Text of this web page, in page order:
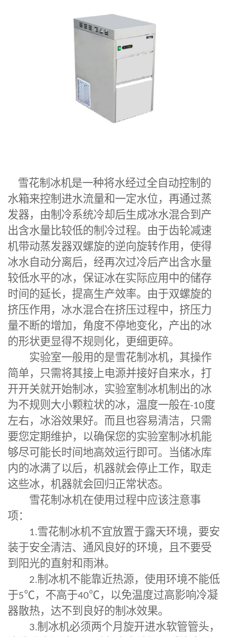
雪花制冰机是一种将水经过全自动控制的
水箱来控制进水流量和一定水位，再通过蒸
发器，由制冷系统冷却后生成冰水混合到产
出含水量比较低的制冷过程。由于齿轮减速
机带动蒸发器双螺旋的逆向旋转作用，使得
冰水自动分离后，经再次过冷后产出含水量
较低水平的冰，保证冰在实际应用中的储存
时间的延长，提高生产效率。由于双螺旋的
挤压作用，冰水混合在挤压过程中，挤压力
量不断的增加，角度不停地变化，产出的冰
的形状更显得不规则化，更细更碎。
实验室一般用的是雪花制冰机，其操作
简单，只需将其接上电源并接好自来水，打
开开关就开始制冰，实验室制冰机制出的冰
为不规则大小颗粒状的冰，温度一般在-10度
左右，冰浴效果好。而且也容易清洁，只需
要您定期维护，以确保您的实验室制冰机能
够尽可能长时间地高效运行即可。当储冰库
内的冰满了以后，机器就会停止工作，取走
这些冰，机器就会回归正常状态。
雪花制冰机在使用过程中应该注意事
项：
1.雪花制冰机不宜放置于露天环境，要安
装于安全清洁、通风良好的环境，且不要受
到阳光的直射和雨淋。
2.制冰机不能靠近热源，使用环境不能低
于5℃，不高于40℃，以免温度过高影响冷凝
器散热，达不到良好的制冰效果。
3.制冰机必须两个月旋开进水软管管头，